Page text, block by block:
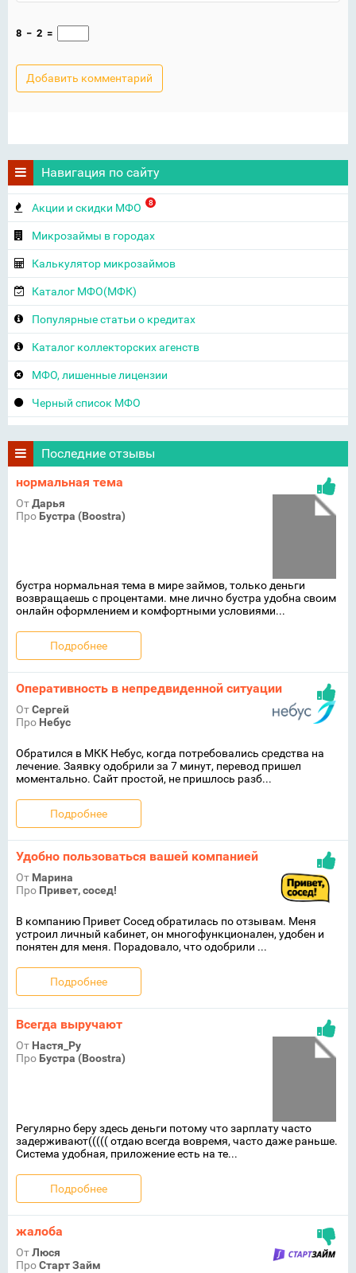
8 − 2 =
Навигация по сайту
Акции и скидки МФО 8
Микрозаймы в городах
Калькулятор микрозаймов
Каталог МФО(МФК)
Популярные статьи о кредитах
Каталог коллекторских агенств
МФО, лишенные лицензии
Черный список МФО
Последние отзывы
нормальная тема
ОтДарья
Про Бустра (Boostra)
бустра нормальная тема в мире займов, только деньги
возвращаешь с процентами. мне лично бустра удобна своим
онлайн оформлением и комфортными условиями...
Подробнее
Оперативность в непредвиденной ситуации
ОтСергей
Про Небус
Обратился в МКК Небус, когда потребовались средства на
лечение. Заявку одобрили за 7 минут, перевод пришел
моментально. Сайт простой, не пришлось разб...
Подробнее
Удобно пользоваться вашей компанией
От Марина
Про Привет, сосед!
В компанию Привет Сосед обратилась по отзывам. Меня
устроил личный кабинет, он многофункционален, удобен и
понятен для меня. Порадовало, что одобрили ...
Подробнее
Всегда выручают
От Настя_Ру
Про Бустра (Boostra)
Регулярно беру здесь деньги потому что зарплату часто
задерживают((((( отдаю всегда вовремя, часто даже раньше.
Система удобная, приложение есть на те...
Подробнее
жалоба
ОтЛюся
ПроСтарт Займ